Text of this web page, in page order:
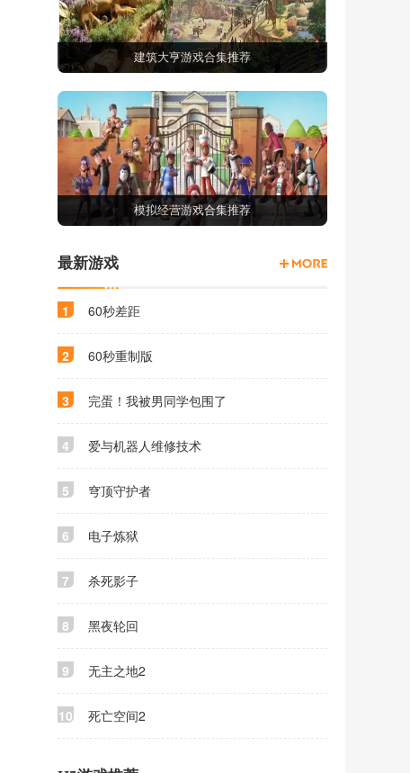
建筑大亨游戏合集推荐
模拟经营游戏合集推荐
最新游戏
1 60秒差距
2 60秒重制版
3 完蛋！我被男同学包围了
4 爱与机器人维修技术
5 穹顶守护者
6 电子炼狱
7 杀死影子
8 黑夜轮回
9 无主之地2
10 死亡空间2